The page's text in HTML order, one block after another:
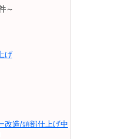
～
げ
改造/頭部仕上げ中